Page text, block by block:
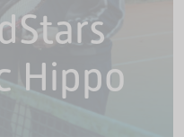
Hippo